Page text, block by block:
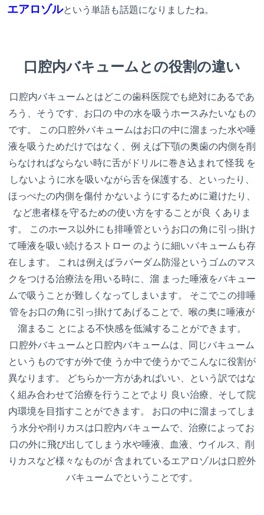
エアロゾルという単語も話題になりましたね。
口腔内バキュームとの役割の違い
口腔内バキュームとはどこの歯科医院でも絶対にあるであ
ろう、そうです、お口の 中の水を吸うホースみたいなもの
です。 この口腔外バキュームはお口の中に溜まった水や唾
液を吸うためだけではなく、例 えば下顎の奥歯の内側を削
らなければならない時に舌がドリルに巻き込まれて怪我 を
しないように水を吸いながら舌を保護する、といったり、
ほっぺたの内側を傷付 かないようにするために避けたり、
など患者様を守るための使い方をすることが良 くありま
す。 このホース以外にも排唾管というお口の角に引っ掛け
て唾液を吸い続けるストロー のように細いバキュームも存
在します。 これは例えばラバーダム防湿というゴムのマス
クをつける治療法を用いる時に、溜 まった唾液をバキュー
ムで吸うことが難しくなってしまいます。 そこでこの排唾
管をお口の角に引っ掛けてあげることで、喉の奥に唾液が
溜まるこ とによる不快感を低減することができます。
口腔外バキュームと口腔内バキュームは、同じバキューム
というものですが外で使 うか中で使うかでこんなに役割が
異なります。 どちらか一方があればいい、という訳ではな
く組み合わせて治療を行うことでより 良い治療、そして院
内環境を目指すことができます。 お口の中に溜まってしま
う水分や削りカスは口腔内バキュームで、治療によってお
口の外に飛び出してしまう水や唾液、血液、ウイルス、削
りカスなど様々なものが 含まれているエアロゾルは口腔外
バキュームでということです。